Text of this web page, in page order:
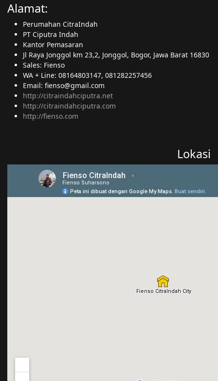
Alamat:
Perumahan CitraIndah
PT Ciputra Indah
Kantor Pemasaran
Jl Raya Jonggol km 23,2, Jonggol, Bogor, Jawa Barat 16830
Sales: Fienso
WA + Line: 08164803147, 081282257456
Email: fienso@gmail.com
http://citraindahciputra.net
http://citraindahciputra.com
http://fienso.com
Lokasi